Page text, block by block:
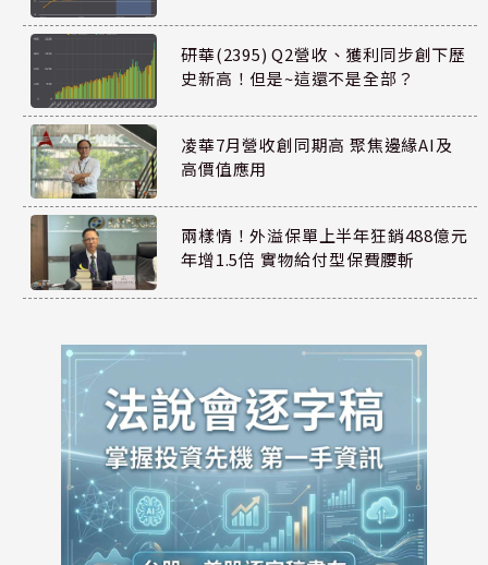
研華(2395) Q2營收、獲利同步創下歷
史新高！但是~這還不是全部？
凌華7月營收創同期高 聚焦邊緣AI及
高價值應用
兩樣情！外溢保單上半年狂銷488億元
年增1.5倍 實物給付型保費腰斬